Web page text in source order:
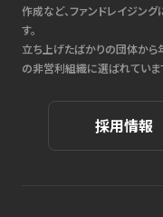
作成など、ファンドレイジン
す。
立ち上げたばかりの団体か
の非営利組織に選ばれていま
採用情報